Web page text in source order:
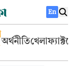
En
অর্থনীতিখেলা